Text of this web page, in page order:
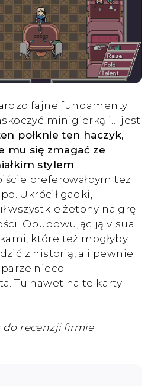
fajne fundamenty
minigierką i… jest
połknie ten haczyk,
mu się zmagać ze
stylem
preferowałbym też
Ukrócił gadki,
wszystkie żetony na grę
Obudowując ją visual
które też mogłyby
z historią, a i pewnie
nieco
Tu nawet na te karty
do recenzji firmie